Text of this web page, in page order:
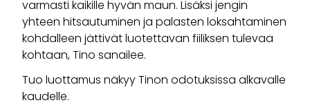
varmasti kaikille hyvän maun. Lisäksi jengin
yhteen hitsautuminen ja palasten loksahtaminen
kohdalleen jättivät luotettavan fiiliksen tulevaa
kohtaan, Tino sanailee.
Tuo luottamus näkyy Tinon odotuksissa alkavalle
kaudelle.